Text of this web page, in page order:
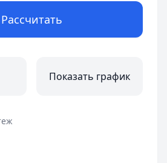
Рассчитать
Показать график